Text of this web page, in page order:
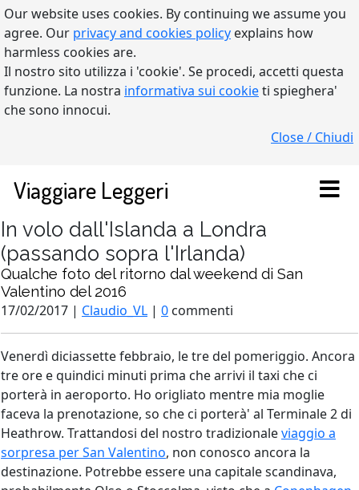
Our website uses cookies. By continuing we assume you
agree. Our privacy and cookies policy explains how
harmless cookies are.
Il nostro sito utilizza i 'cookie'. Se procedi, accetti questa
funzione. La nostra informativa sui cookieti spieghera'
che sono innocui.
Close / Chiudi
Viaggiare Leggeri
In volo dall'Islanda a Londra
(passando sopra l'Irlanda)
Qualche foto del ritorno dal weekend di San
Valentino del 2016
17/02/2017 | Claudio_VL | 0 commenti
Venerdì diciassette febbraio, le tre del pomeriggio. Ancora
tre ore e quindici minuti prima che arrivi il taxi che ci
porterà in aeroporto. Ho origliato mentre mia moglie
faceva la prenotazione, so che ci porterà' al Terminale 2 di
Heathrow. Trattandosi del nostro tradizionaleviaggio a
sorpresa per San Valentino, non conosco ancora la
destinazione. Potrebbe essere una capitale scandinava,